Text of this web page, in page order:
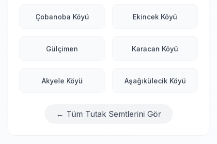
Çobanoba Köyü Ekincek Köyü
Gülçimen Karacan Köyü
Akyele Köyü Aşağıkülecik Köyü
← Tüm Tutak Semtlerini Gör